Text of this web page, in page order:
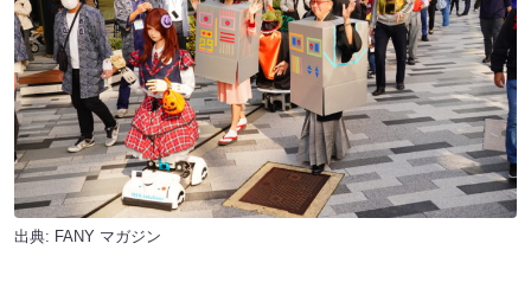
出典: FANY マガジン